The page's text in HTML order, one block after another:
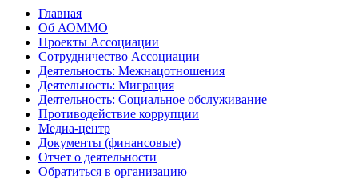
Главная
Об АОММО
Проекты Ассоциации
Сотрудничество Ассоциации
Деятельность: Межнацотношения
Деятельность: Миграция
Деятельность: Социальное обслуживание
Противодействие коррупции
Медиа-центр
Документы (финансовые)
Отчет о деятельности
Обратиться в организацию